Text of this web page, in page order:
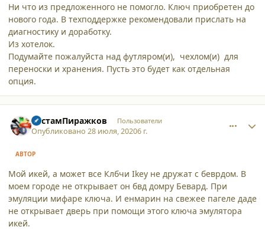
Ни что из предложенного не помогло. Ключ приобретен до
нового года. В техподдержке рекомендовали прислать на
диагностику и доработку.
Из хотелок.
Подумайте пожалуйста над футляром(и), чехлом(и) для
переноски и хранения. Пусть это будет как отдельная
опция.
РустамПиражков Пользователи
Опубликовано28 июля, 20206 г.
АВТОР
Мой икей, а может все Клбчи Ikey не дружат с беврдом. В
моем городе не открывает он бвд домру Бевард. При
эмуляции мифаре ключа. И енмарин на свежее пагеле даде
не открывает дверь при помощи этого ключа эмулятора
икей.